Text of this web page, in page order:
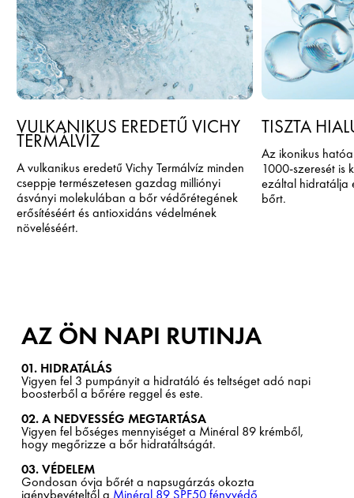
VULKANIKUS EREDETŰ VICHY
TERMÁLVÍZ
A vulkanikus eredetű Vichy Termálvíz minden
cseppje természetesen gazdag milliónyi
ásványi molekulában a bőr védőrétegének
erősítéséért és antioxidáns védelmének
növeléséért.
TISZTA
Az ikonikus
1000-szeresét is
ezáltal hidratálja
bőrt.
AZ ÖN NAPI RUTINJA
01. HIDRATÁLÁS
Vigyen fel 3 pumpányit a hidratáló és teltséget adó napi
boosterből a bőrére reggel és este.
02. A NEDVESSÉG MEGTARTÁSA
Vigyen fel bőséges mennyiséget a Minéral 89 krémből,
hogy megőrizze a bőr hidratáltságát.
03. VÉDELEM
Gondosan óvja bőrét a napsugárzás okozta